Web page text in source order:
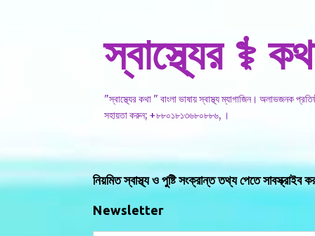
স্বাস্থ্যের ⚕️
"স্বাস্থ্যের কথা " বাংলা ভাষায় স্বাস্থ্য ম্যাগাজিন। অলাভজনক
সহায়তা করুন; +৮৮০১৮১৩৬৮০৮৮৬, ।
নিয়মিত স্বাস্থ্য ও পুষ্টি সংক্রান্ত তথ্য পেতে সাবস্ক্রাইব
Newsletter